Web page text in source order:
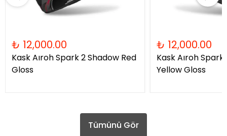
₺ 12,000.00
Kask Aıroh Spark 2 Shadow Red
Gloss
₺ 12,000.00
Kask Aıroh
Yellow Gloss
Tümünü Gör